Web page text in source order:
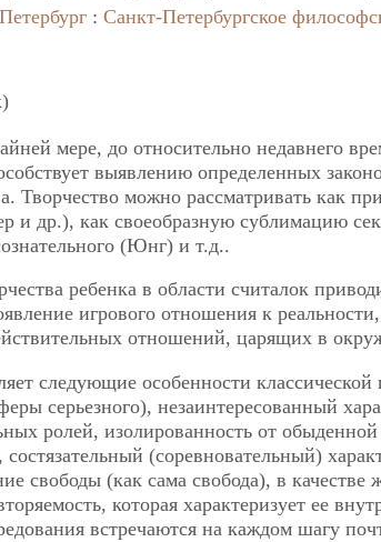
: Санкт-Петербургское
мере, до относительно недавнего
выявлению определенных
Творчество можно рассматривать как
и др.), как своеобразную сублимацию
(Юнг) и т.д..
ребенка в области считалок
игрового отношения к
отношений, царящих в
следующие особенности классической
серьезного), незаинтересованный
ролей, изолированность от
(соревновательный)
свободы (как сама свобода), в
которая характеризует ее
встречаются на каждом шагу